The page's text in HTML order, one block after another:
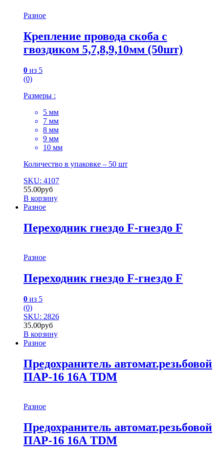
Разное
Крепление провода скоба с
гвоздиком 5,7,8,9,10мм (50шт)
0 из 5
(0)
Размеры :
5 мм
7 мм
8 мм
9 мм
10 мм
Количество в упаковке – 50 шт
SKU: 4107
55.00руб
В корзину
Разное
Переходник гнездо F-гнездо F
Разное
Переходник гнездо F-гнездо F
0 из 5
(0)
SKU: 2826
35.00руб
В корзину
Разное
Предохранитель автомат.pезьбовой
ПАР-16 16А TDM
Разное
Предохранитель автомат.pезьбовой
ПАР-16 16А TDM